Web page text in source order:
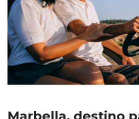
Marbella, destino